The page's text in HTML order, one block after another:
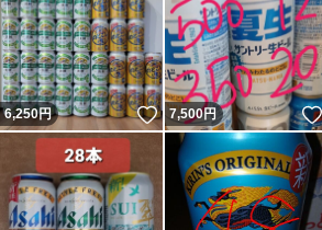
6,250円 いいね！
7,500円